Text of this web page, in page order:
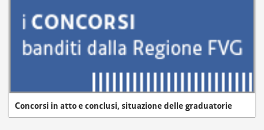
Concorsi in atto e conclusi, situazione delle graduatorie